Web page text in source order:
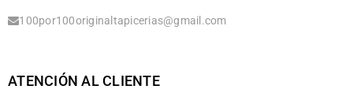
100por100originaltapicerias@gmail.com
ATENCIÓN AL CLIENTE